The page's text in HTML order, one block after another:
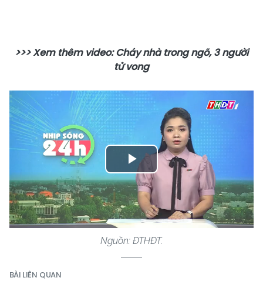
>>> Xem thêm video: Cháy nhà trong ngõ, 3 người
tử vong
Play
Video
Nguồn: ĐTHĐT.
BÀI LIÊN QUAN